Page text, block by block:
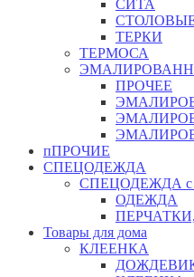
СИТА
ТЕРКИ
ТЕРМОСА
ПРОЧЕЕ
пПРОЧИЕ
СПЕЦОДЕЖДА
СПЕЦОДЕЖДА с
ОДЕЖДА
Товары для дома
КЛЕЕНКА